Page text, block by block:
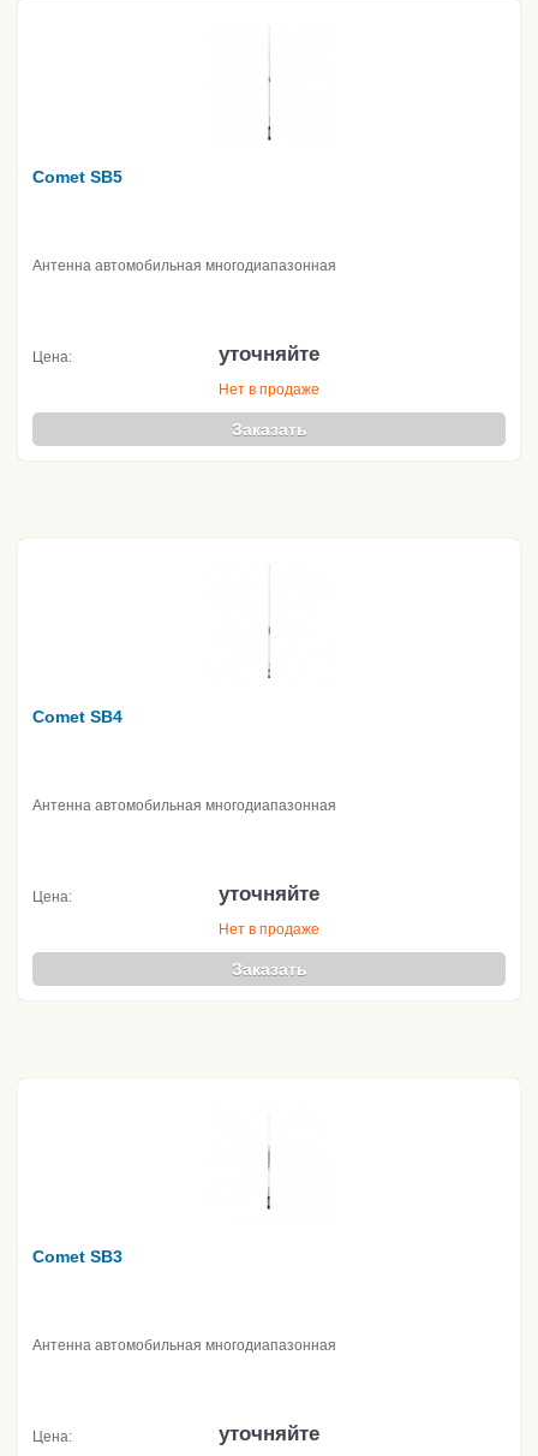
Comet SB5
Антенна автомобильная многодиапазонная
Цена: уточняйте
Нет в продаже
Заказать
Comet SB4
Антенна автомобильная многодиапазонная
Цена: уточняйте
Нет в продаже
Заказать
Comet SB3
Антенна автомобильная многодиапазонная
Цена: уточняйте